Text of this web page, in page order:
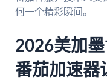
何一个精彩瞬间。
2026美加墨
番茄加速器